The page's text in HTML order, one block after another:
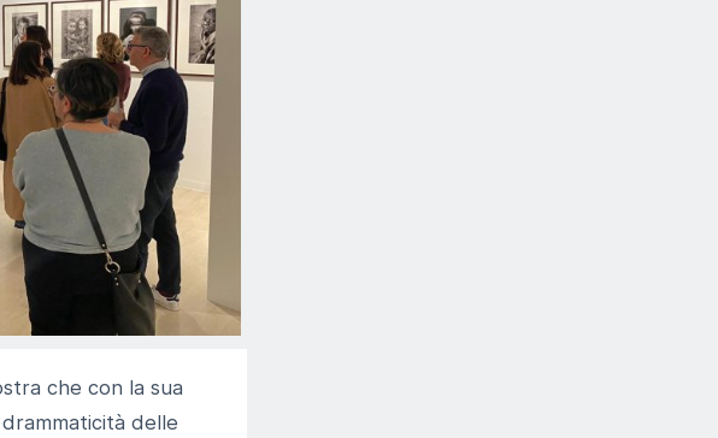
che con la sua
delle